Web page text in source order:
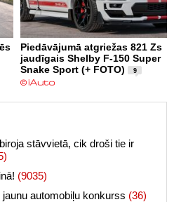
Piedāvājumā atgriežas 821 Zs
jaudīgais Shelby F-150 Super
Snake Sport (+ FOTO)
9
stāvvietā, cik droši tie ir
(9035)
automobiļu konkurss (36)